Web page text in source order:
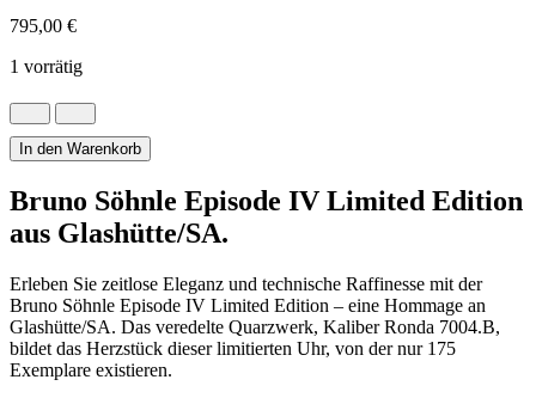
795,00 €
1 vorrätig
Bruno
Söhnle
Episode
Limited
Edition
Gehäuse
Menge
In den Warenkorb
Bruno Söhnle Episode IV Limited Edition
aus Glashütte/SA.
Erleben Sie zeitlose Eleganz und technische Raffinesse mit der
Bruno Söhnle Episode IV Limited Edition – eine Hommage an
Glashütte/SA. Das veredelte Quarzwerk, Kaliber Ronda 7004.B,
bildet das Herzstück dieser limitierten Uhr, von der nur 175
Exemplare existieren.